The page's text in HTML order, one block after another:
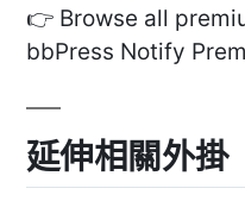
👉 Browse all
bbPress Notify
延伸相關外掛